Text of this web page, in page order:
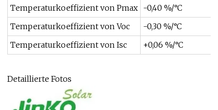
Temperaturkoeffizient von Pmax -0,40 %/°C
Temperaturkoeffizient von Voc
-0,30 %/°C
Temperaturkoeffizient von Isc
+0,06 %/°C
Detaillierte Fotos